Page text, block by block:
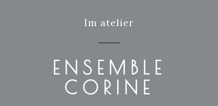
Im atelier
ENSEMBLE
CORINE